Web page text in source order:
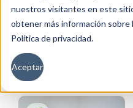
nuestros visitantes en este
obtener más información
Política de privacidad.
Aceptar
Inicio Kilometraje del
Filtros